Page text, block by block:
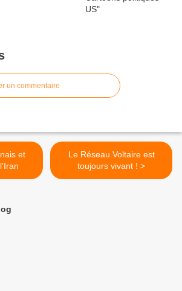
un commentaire
Le Réseau Voltaire est
toujours vivant ! >